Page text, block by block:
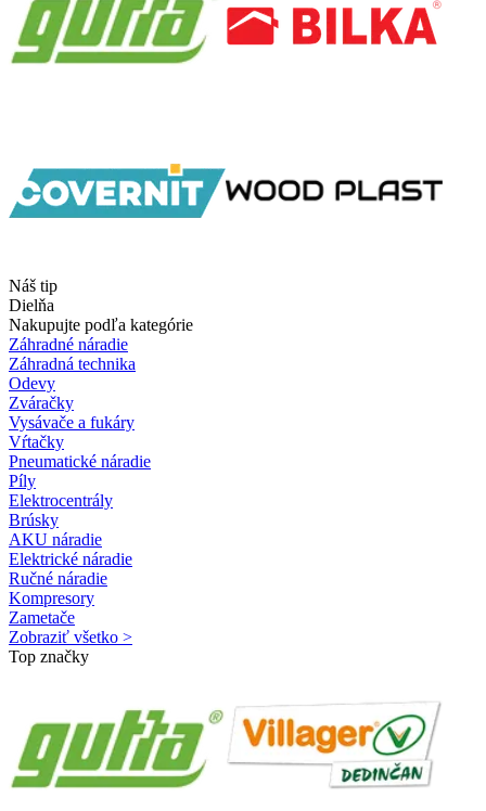
Náš tip
Dielňa
Nakupujte podľa kategórie
Záhradné náradie
Záhradná technika
Odevy
Zváračky
Vysávače a fukáry
Vŕtačky
Pneumatické náradie
Píly
Elektrocentrály
Brúsky
AKU náradie
Elektrické náradie
Ručné náradie
Kompresory
Zametače
Zobraziť všetko >
Top značky